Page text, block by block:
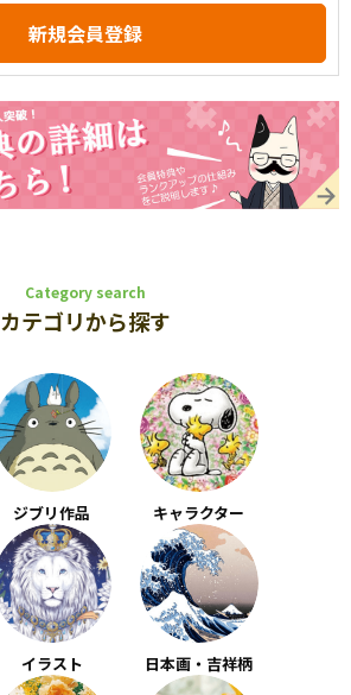
Category search
カテゴリから探す
ジブリ作品 キャラクター
イラスト 日本画・吉祥柄